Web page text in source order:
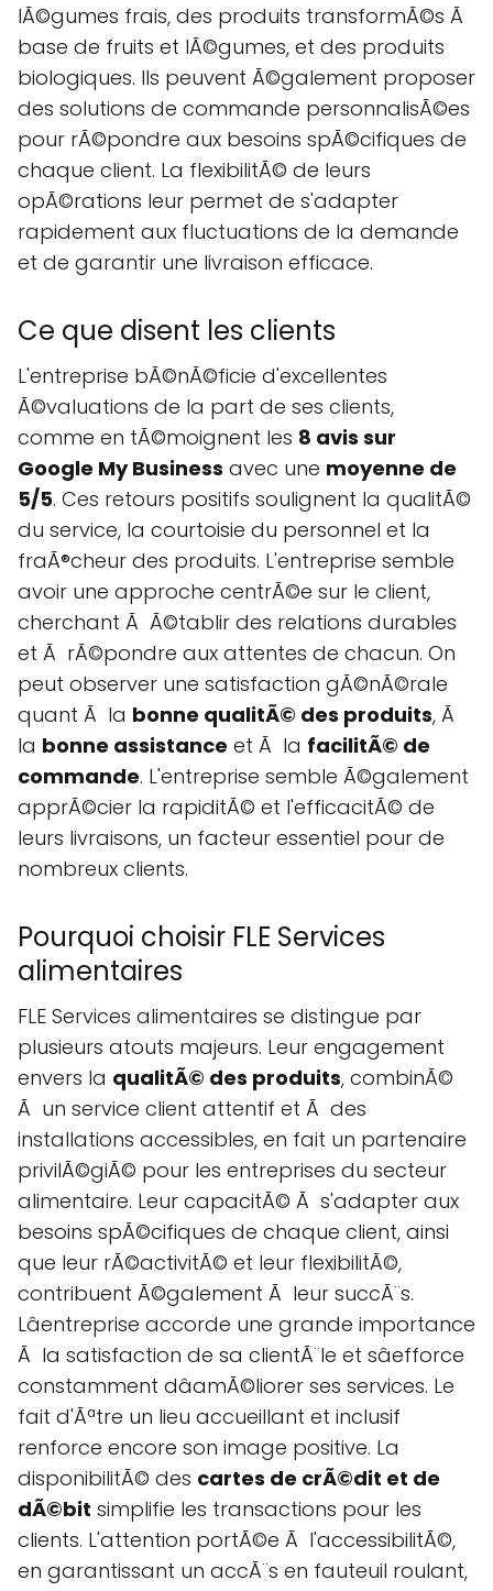
lÃ©gumes frais, des produits transformÃ©s Ã
base de fruits et lÃ©gumes, et des produits
biologiques. Ils peuvent Ã©galement proposer
des solutions de commande personnalisÃ©es
pour rÃ©pondre aux besoins spÃ©cifiques de
chaque client. La flexibilitÃ© de leurs
opÃ©rations leur permet de s'adapter
rapidement aux fluctuations de la demande
et de garantir une livraison efficace.
Ce que disent les clients
L'entreprise bÃ©nÃ©ficie d'excellentes
Ã©valuations de la part de ses clients,
comme en tÃ©moignent les 8 avis sur
Google My Business avec une moyenne de
5/5. Ces retours positifs soulignent la qualitÃ©
du service, la courtoisie du personnel et la
fraÃ®cheur des produits. L'entreprise semble
avoir une approche centrÃ©e sur le client,
cherchant Ã Ã©tablir des relations durables
et Ã rÃ©pondre aux attentes de chacun. On
peut observer une satisfaction gÃ©nÃ©rale
quant Ã la bonne qualitÃ© des produits, Ã
la bonne assistance et Ã la facilitÃ© de
commande. L'entreprise semble Ã©galement
apprÃ©cier la rapiditÃ© et l'efficacitÃ© de
leurs livraisons, un facteur essentiel pour de
nombreux clients.
Pourquoi choisir FLE Services
alimentaires
FLE Services alimentaires se distingue par
plusieurs atouts majeurs. Leur engagement
envers la qualitÃ© des produits, combinÃ©
Ã un service client attentif et Ã des
installations accessibles, en fait un partenaire
privilÃ©giÃ© pour les entreprises du secteur
alimentaire. Leur capacitÃ© Ã s'adapter aux
besoins spÃ©cifiques de chaque client, ainsi
que leur rÃ©activitÃ© et leur flexibilitÃ©,
contribuent Ã©galement Ã leur succÃ¨s.
Lâentreprise accorde une grande importance
Ã la satisfaction de sa clientÃ¨le et sâefforce
constamment dâamÃ©liorer ses services. Le
fait d'Ãªtre un lieu accueillant et inclusif
renforce encore son image positive. La
disponibilitÃ© des cartes de crÃ©dit et de
dÃ©bit simplifie les transactions pour les
clients. L'attention portÃ©e Ã l'accessibilitÃ©,
en garantissant un accÃ¨s en fauteuil roulant,